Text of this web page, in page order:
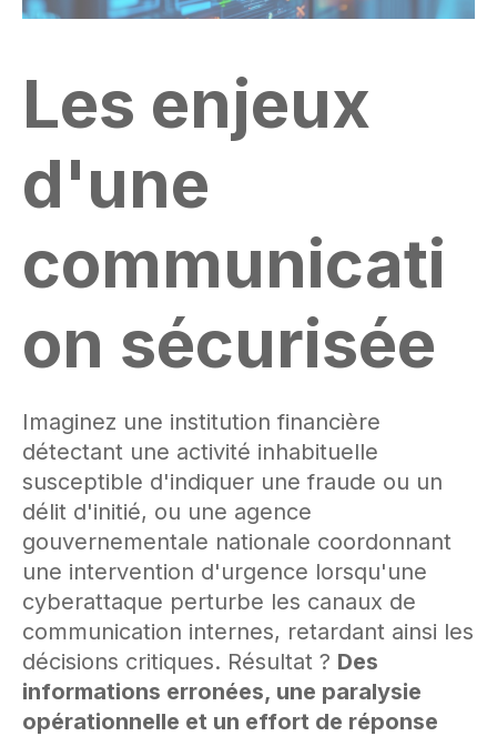
Les enjeux
d'une
communicati
on sécurisée
Imaginez une institution financière
détectant une activité inhabituelle
susceptible d'indiquer une fraude ou un
délit d'initié, ou une agence
gouvernementale nationale coordonnant
une intervention d'urgence lorsqu'une
cyberattaque perturbe les canaux de
communication internes, retardant ainsi les
décisions critiques. Résultat ? Des
informations erronées, une paralysie
opérationnelle et un effort de réponse